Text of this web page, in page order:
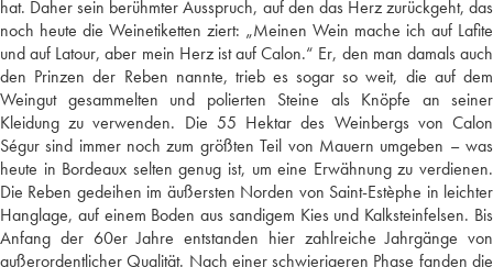
hat. Daher sein berühmter Ausspruch, auf den das Herz zurückgeht, das
noch heute die Weinetiketten ziert: „Meinen Wein mache ich auf Lafite
und auf Latour, aber mein Herz ist auf Calon.“ Er, den man damals auch
den Prinzen der Reben nannte, trieb es sogar so weit, die auf dem
Weingut gesammelten und polierten Steine als Knöpfe an seiner
Kleidung zu verwenden. Die 55 Hektar des Weinbergs von Calon
Ségur sind immer noch zum größten Teil von Mauern umgeben – was
heute in Bordeaux selten genug ist, um eine Erwähnung zu verdienen.
Die Reben gedeihen im äußersten Norden von Saint-Estèphe in leichter
Hanglage, auf einem Boden aus sandigem Kies und Kalksteinfelsen. Bis
Anfang der 60er Jahre entstanden hier zahlreiche Jahrgänge von
außerordentlicher Qualität. Nach einer schwierigeren Phase fanden die